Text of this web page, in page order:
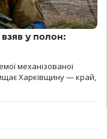
у полон:
механізованої
Харківщину — край,